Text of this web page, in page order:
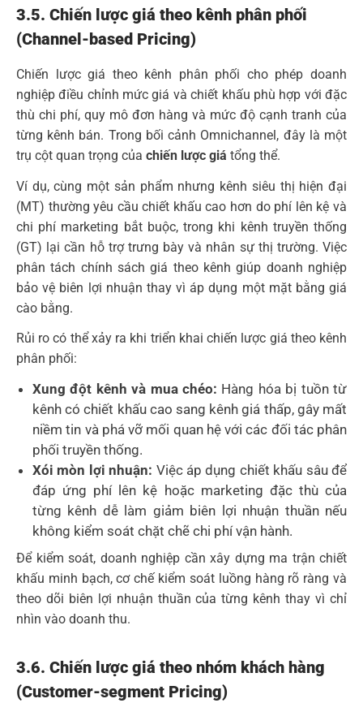
3.5. Chiến lược giá theo kênh phân phối
(Channel-based Pricing)
Chiến lược giá theo kênh phân phối cho phép doanh
nghiệp điều chỉnh mức giá và chiết khấu phù hợp với đặc
thù chi phí, quy mô đơn hàng và mức độ cạnh tranh của
từng kênh bán. Trong bối cảnh Omnichannel, đây là một
trụ cột quan trọng của chiến lược giá tổng thể.
Ví dụ, cùng một sản phẩm nhưng kênh siêu thị hiện đại
(MT) thường yêu cầu chiết khấu cao hơn do phí lên kệ và
chi phí marketing bắt buộc, trong khi kênh truyền thống
(GT) lại cần hỗ trợ trưng bày và nhân sự thị trường. Việc
phân tách chính sách giá theo kênh giúp doanh nghiệp
bảo vệ biên lợi nhuận thay vì áp dụng một mặt bằng giá
cào bằng.
Rủi ro có thể xảy ra khi triển khai chiến lược giá theo kênh
phân phối:
Xung đột kênh và mua chéo: Hàng hóa bị tuồn từ
kênh có chiết khấu cao sang kênh giá thấp, gây mất
niềm tin và phá vỡ mối quan hệ với các đối tác phân
phối truyền thống.
Xói mòn lợi nhuận: Việc áp dụng chiết khấu sâu để
đáp ứng phí lên kệ hoặc marketing đặc thù của
từng kênh dễ làm giảm biên lợi nhuận thuần nếu
không kiểm soát chặt chẽ chi phí vận hành.
Để kiểm soát, doanh nghiệp cần xây dựng ma trận chiết
khấu minh bạch, cơ chế kiểm soát luồng hàng rõ ràng và
theo dõi biên lợi nhuận thuần của từng kênh thay vì chỉ
nhìn vào doanh thu.
3.6. Chiến lược giá theo nhóm khách hàng
(Customer-segment Pricing)